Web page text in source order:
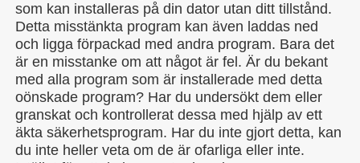
som kan installeras på din dator utan ditt tillstånd.
Detta misstänkta program kan även laddas ned
och ligga förpackad med andra program. Bara det
är en misstanke om att något är fel. Är du bekant
med alla program som är installerade med detta
oönskade program? Har du undersökt dem eller
granskat och kontrollerat dessa med hjälp av ett
äkta säkerhetsprogram. Har du inte gjort detta, kan
du inte heller veta om de är ofarliga eller inte.